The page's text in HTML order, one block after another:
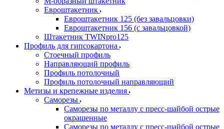
Евроштакетник
Евроштакетник 125 (без завальцовки)
Евроштакетник 156 (с завальцовкой)
Штакетник TWINpro125
Профиль для гипсокартона
Стоечный профиль
Направляющий профиль
Профиль потолочный
Профиль потолочный направляющий
Метизы и крепежные изделия
Саморезы
Саморезы по металлу с пресс-шайбой острые
окрашенные
Саморезы по металлу с пресс-шайбой острые